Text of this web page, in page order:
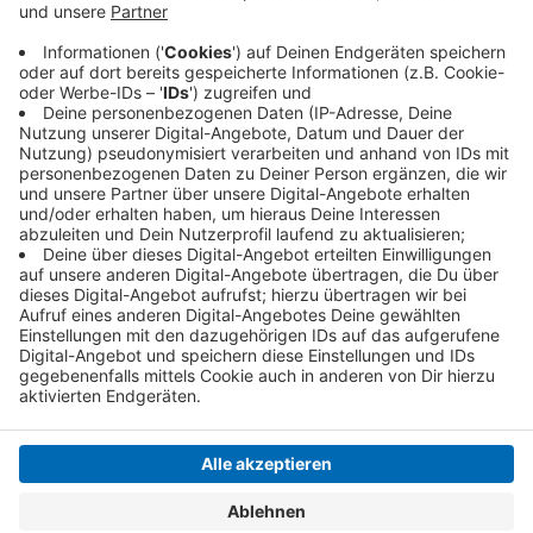
August statt. Die genauen Termine werden laut
Finale im Berliner Olympiastadion ist für den 21.
Mai 2022 angesetzt.
Veröffentlicht: Montag, 05.07.2021 05:06
Anzeige
Anzeige